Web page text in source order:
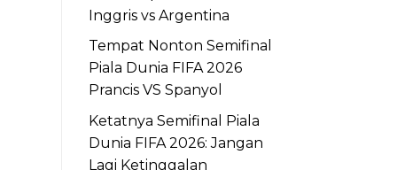
Inggris vs Argentina
Tempat Nonton Semifinal
Piala Dunia FIFA 2026
Prancis VS Spanyol
Ketatnya Semifinal Piala
Dunia FIFA 2026: Jangan
Lagi Ketinggalan